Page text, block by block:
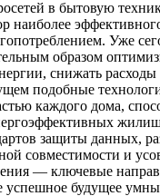
в бытовую
наиболее
Уже
образом
снижать
подобные
каждого дома,
защиты данных,
совместимости и
— ключевые
успешное будущее